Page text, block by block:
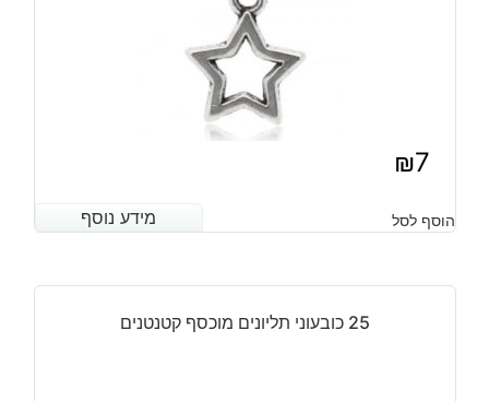
₪7
מידע נוסף הוסף לסל מידע נוסף
25 כובעוני תליונים מוכסף קטנטנים